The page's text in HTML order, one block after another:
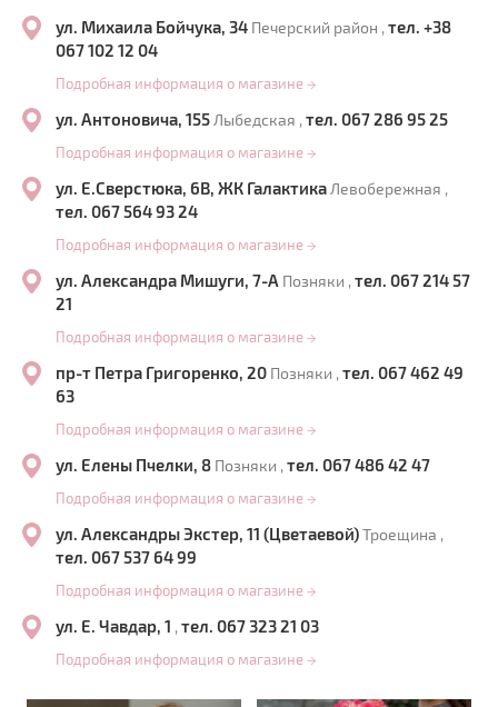
ул. Михаила Бойчука, 34 Печерский район , тел. +38
067 102 12 04
Подробная информация о магазине →
ул. Антоновича, 155Лыбедская , тел. 067 286 95 25
Подробная информация о магазине →
ул. Е.Сверстюка, 6В, ЖК ГалактикаЛевобережная ,
тел. 067 564 93 24
Подробная информация о магазине →
ул. Александра Мишуги, 7-А Позняки , тел. 067 214 57
21
Подробная информация о магазине →
пр-т Петра Григоренко, 20 Позняки , тел. 067 462 49
63
Подробная информация о магазине →
ул. Елены Пчелки, 8 Позняки , тел. 067 486 42 47
Подробная информация о магазине →
ул. Александры Экстер, 11 (Цветаевой)Троещина ,
тел. 067 537 64 99
Подробная информация о магазине →
ул. Е. Чавдар, 1 , тел. 067 323 21 03
Подробная информация о магазине →